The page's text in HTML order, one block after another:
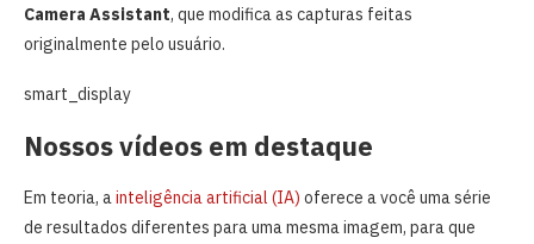
Camera Assistant, que modifica as capturas feitas
originalmente pelo usuário.
smart_display
Nossos vídeos em destaque
Em teoria, ainteligência artificial (IA) oferece a você uma série
de resultados diferentes para uma mesma imagem, para que